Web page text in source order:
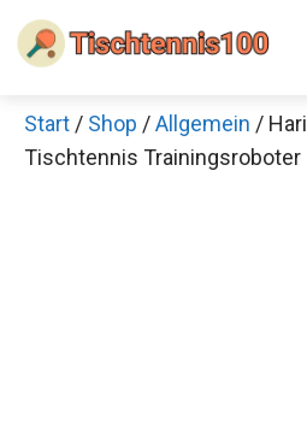
Zum
Inhalt
Start / Shop /Allgemein /
Tischtennis Trainingsroboter